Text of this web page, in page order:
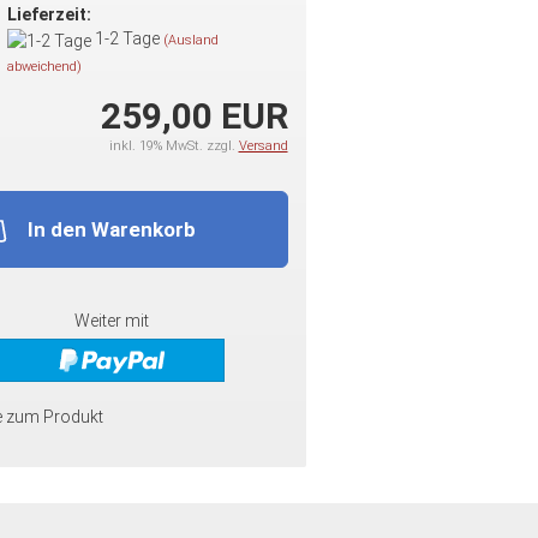
Lieferzeit:
1-2 Tage (Ausland
abweichend)
259,00 EUR
inkl. 19% MwSt. zzgl. Versand
In den Warenkorb
Weiter mit
zum Produkt